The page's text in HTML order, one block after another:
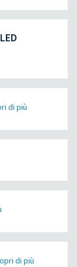
di più
di più